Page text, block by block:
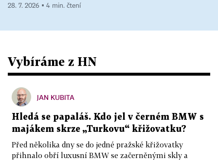
28. 7. 2026 ▪ 4 min. čtení
Vybíráme z HN
JAN KUBITA
Hledá se papaláš. Kdo jel v černém BMW s
majákem skrze „Turkovu“ křižovatku?
Před několika dny se do jedné pražské křižovatky
přihnalo obří luxusní BMW se začerněnými skly a